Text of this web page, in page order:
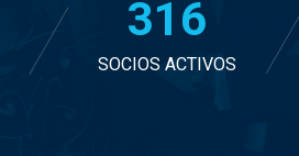
328
SOCIOS ACTIVOS